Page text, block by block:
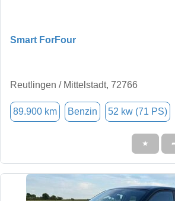
Smart ForFour
Reutlingen / Mittelstadt, 72766
89.900 km Benzin 52 kw (71 PS)
★